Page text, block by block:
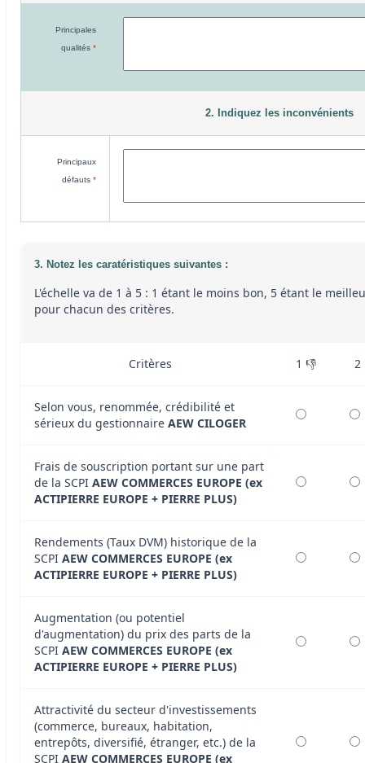
Principales
qualités *
2. Indiquez les inconvénients
Principaux
défauts *
3. Notez les caratéristiques suivantes :
L'échelle va de 1 à 5 : 1 étant le moins bon, 5 étant le
pour chacun des critères.
Critères 1 👎 2
Selon vous, renommée, crédibilité et
sérieux du gestionnaire AEW CILOGER
Frais de souscription portant sur une part
de la SCPI AEW COMMERCES EUROPE (ex
ACTIPIERRE EUROPE + PIERRE PLUS)
Rendements (Taux DVM) historique de la
SCPI AEW COMMERCES EUROPE (ex
ACTIPIERRE EUROPE + PIERRE PLUS)
Augmentation (ou potentiel
d'augmentation) du prix des parts de la
SCPI AEW COMMERCES EUROPE (ex
ACTIPIERRE EUROPE + PIERRE PLUS)
Attractivité du secteur d'investissements
(commerce, bureaux, habitation,
entrepôts, diversifié, étranger, etc.) de la
SCPI AEW COMMERCES EUROPE (ex